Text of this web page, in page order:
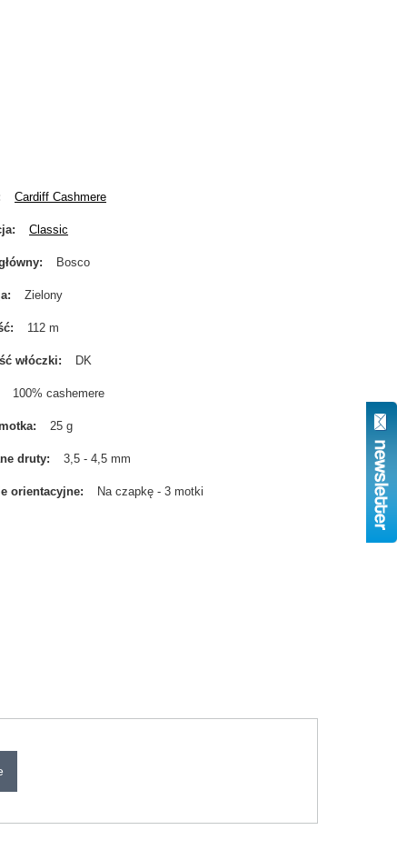
Cardiff Cashmere
Classic
Bosco
Zielony
112 m
włóczki DK
100% cashemere
25 g
druty 3,5 - 4,5 mm
orientacyjne Na czapkę - 3 motki